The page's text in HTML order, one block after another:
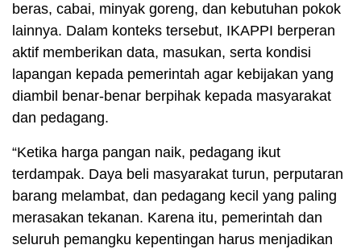
beras, cabai, minyak goreng, dan kebutuhan pokok
lainnya. Dalam konteks tersebut, IKAPPI berperan
aktif memberikan data, masukan, serta kondisi
lapangan kepada pemerintah agar kebijakan yang
diambil benar-benar berpihak kepada masyarakat
dan pedagang.
“Ketika harga pangan naik, pedagang ikut
terdampak. Daya beli masyarakat turun, perputaran
barang melambat, dan pedagang kecil yang paling
merasakan tekanan. Karena itu, pemerintah dan
seluruh pemangku kepentingan harus menjadikan